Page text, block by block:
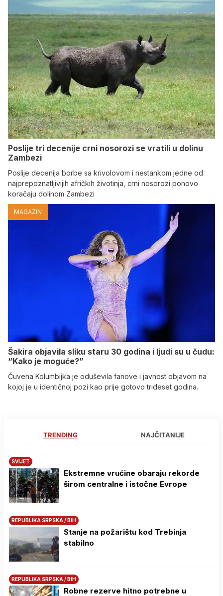
Poslije tri decenije crni nosorozi se vratili u dolinu
Zambezi
Poslije decenija borbe sa krivolovom i nestankom jedne od
najprepoznatljivijih afričkih životinja, crni nosorozi ponovo
koračaju dolinom Zambezi
MAGAZIN
Šakira objavila sliku staru 30 godina i ljudi su u čudu:
“Kako je moguće?”
Čuvena Kolumbijka je oduševila fanove i javnost objavom na
kojoj je u identičnoj pozi kao prije gotovo trideset godina.
TRENDING NAJČITANIJE
SVIJET
Ekstremne vrućine obaraju rekorde
širom centralne i istočne Evrope
REPUBLIKA SRPSKA / BIH
Stanje na požarištu kod Trebinja
stabilno
REPUBLIKA SRPSKA / BIH
Robne rezerve hitno potrebne u